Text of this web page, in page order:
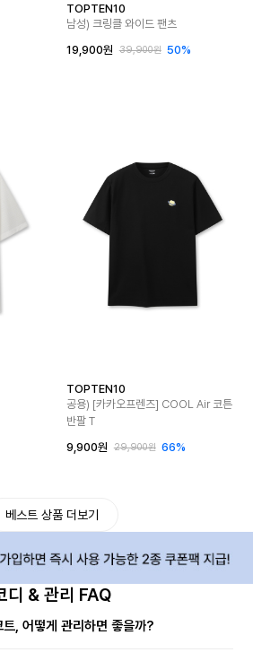
TOPTEN10
남성) 크링클 와이드 팬츠
19,900원
39,900원 50%
TOPTEN10
공용) [카카오프렌즈] COOL Air 코튼
반팔 T
9,900원
29,900원 66%
베스트 상품 더보기
디 & 관리 FAQ
, 어떻게 관리하면 좋을까?